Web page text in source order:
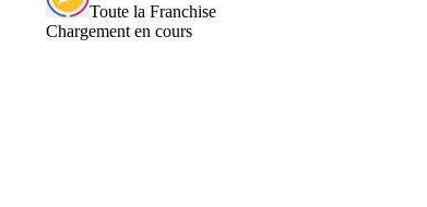
Toute la Franchise
Chargement en cours